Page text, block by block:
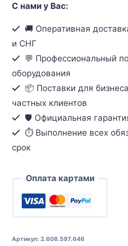
Bosch
2.608.597.646
С нами у Вас:
🚚 Оперативная
и СНГ
💬 Профессиональный
оборудования
📦 Поставки для
частных клиентов
🛡️ Официальная
⏱ Выполнение всех
срок
Оплата картами
Артикул: 2.608.597.646